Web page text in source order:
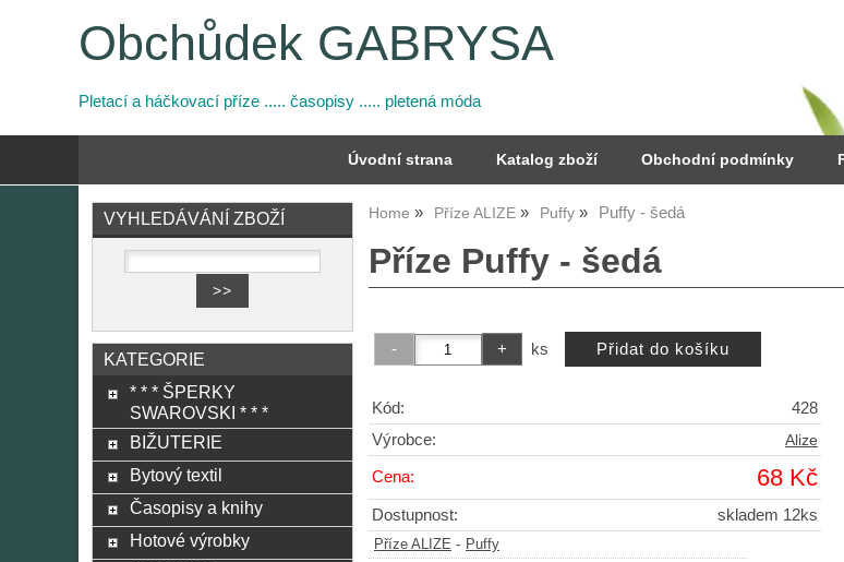
Obchůdek GABRYSA
Pletací a háčkovací příze ..... časopisy ..... pletená móda
Úvodní strana Katalog zboží Obchodní podmínky
Home Příze ALIZE Puffy Puffy - šedá
Příze Puffy - šedá
ks
Kód:
428
Výrobce:
Alize
Cena: 68 Kč
Dostupnost: skladem 12ks
Příze ALIZE - Puffy
VYHLEDÁVÁNÍ ZBOŽÍ
KATEGORIE
* * * ŠPERKY
SWAROVSKI * * *
BIŽUTERIE
Bytový textil
Časopisy a knihy
Hotové výrobky